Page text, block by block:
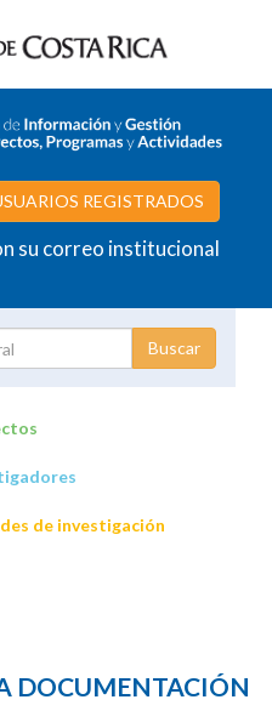
REGISTRADOS
su correo institucional
de investigación
DOCUMENTACIÓN